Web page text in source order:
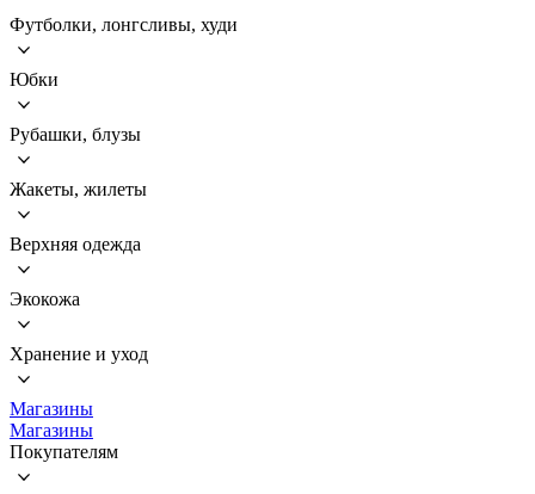
Футболки, лонгсливы, худи
Юбки
Рубашки, блузы
Жакеты, жилеты
Верхняя одежда
Экокожа
Хранение и уход
Магазины
Магазины
Покупателям